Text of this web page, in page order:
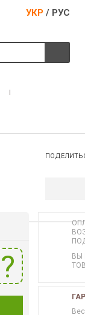
УКР / РУС
ВЫ